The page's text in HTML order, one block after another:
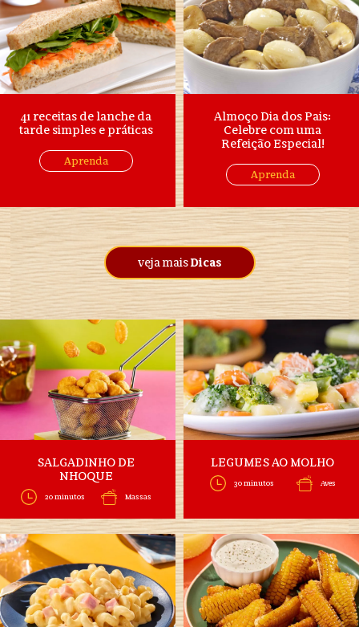
41 receitas de lanche da
tarde simples e práticas
Aprenda
Almoço Dia dos Pais:
Celebre com uma
Refeição Especial!
Aprenda
veja maisDicas
SALGADINHO DE
NHOQUE
20 minutos Massas
LEGUMES AO MOLHO
30 minutos Aves